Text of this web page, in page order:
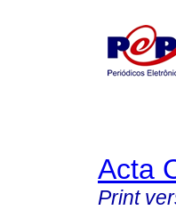
Acta
Print